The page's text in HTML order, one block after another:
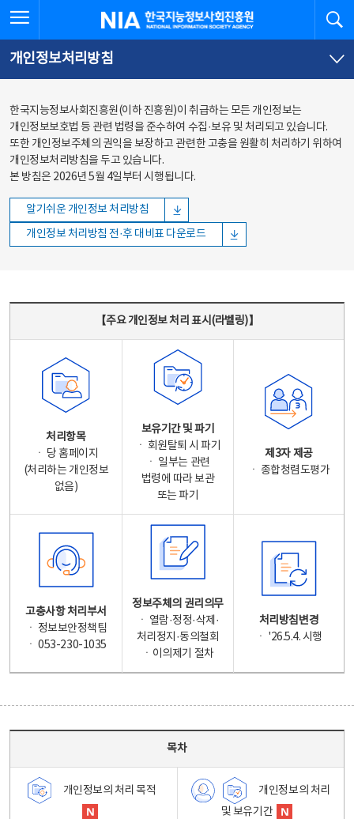
바로가기
바로가기
한국지능정보사회진흥원
개인정보처리방침
한국지능정보사회진흥원(이하 진흥원)이 취급하는 모든 개인정보는
개인정보보호법 등 관련 법령을 준수하여 수집·보유 및 처리되고 있습니다.
또한 개인정보주체의 권익을 보장하고 관련한 고충을 원활히 처리하기 위하여
개인정보처리방침을 두고 있습니다.
본 방침은 2026년 5월 4일부터 시행됩니다.
알기쉬운 개인정보 처리방침
개인정보 처리방침 전·후 대비표 다운로드
【주요 개인정보 처리 표시(라벨링)】
처리항목
ㆍ 당 홈페이지
(처리하는 개인정보
없음)
보유기간 및 파기
ㆍ 회원탈퇴 시 파기
ㆍ 일부는 관련
법령에 따라 보관
또는 파기
제3자 제공
ㆍ 종합청렴도평가
고충사항 처리부서
ㆍ 정보보안정책팀
ㆍ 053-230-1035
정보주체의 권리의무
ㆍ 열람·정정·삭제·
처리정지·동의철회
ㆍ이의제기 절차
처리방침변경
ㆍ '26.5.4. 시행
목차
개인정보의 처리 목적
개인정보의 처리
및 보유기간